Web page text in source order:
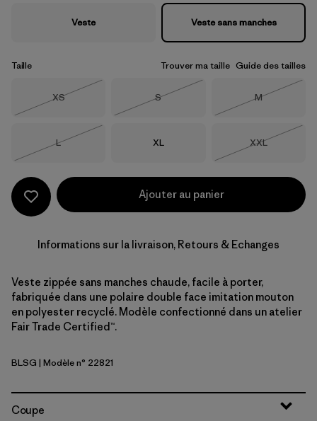
Veste Veste sans manches
Taille Trouver ma taille Guide des tailles
Taille
XS
Taille
S
Taille
M
Taille
L
Taille
XL Taille
XXL
Ajouter au panier
Informations sur la livraison, Retours & Echanges
Veste zippée sans manches chaude, facile à porter,
fabriquée dans une polaire double face imitation mouton
en polyester recyclé. Modèle confectionné dans un atelier
Fair Trade Certified™.
Blue Sage
BLSG | Modèle n° 22821
Coupe